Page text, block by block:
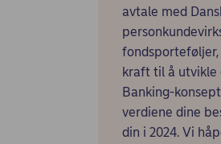
avtale med
kraft til å utvikle
Banking-
verdiene dine
din i 2024. Vi